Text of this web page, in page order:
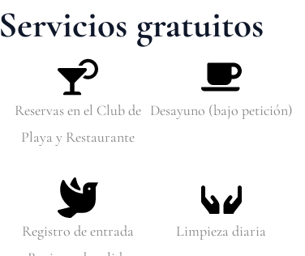
Servicios gratuitos
Reservas en el Club de
Playa y Restaurante
Desayuno (bajo petición)
Registro de entrada
Limpieza diaria